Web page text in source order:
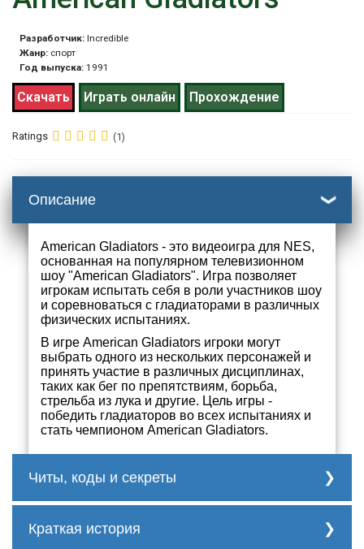
Разработчик: Incredible
Жанр: спорт
Год выпуска: 1991
Скачать Играть онлайн Прохождение
Ratings (1)
Описание
American Gladiators - это видеоигра для NES,
основанная на популярном телевизионном
шоу "American Gladiators". Игра позволяет
игрокам испытать себя в роли участников шоу
и соревноваться с гладиаторами в различных
физических испытаниях.
В игре American Gladiators игроки могут
выбрать одного из нескольких персонажей и
принять участие в различных дисциплинах,
таких как бег по препятствиям, борьба,
стрельба из лука и другие. Цель игры -
победить гладиаторов во всех испытаниях и
стать чемпионом American Gladiators.
Читы, коды и секреты
AEXALTIE Start with 8 lives--player 1
Краткая история